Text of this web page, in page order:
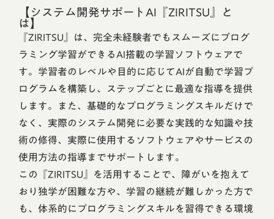
【システム開発サポートAI『ZIRITSU』と
は】
『ZIRITSU』は、完全未経験者でもスムーズにプログ
ラミング学習ができるAI搭載の学習ソフトウェアで
す。学習者のレベルや目的に応じてAIが自動で学習プ
ログラムを構築し、ステップごとに最適な指導を提供
します。また、基礎的なプログラミングスキルだけで
なく、実際のシステム開発に必要な実践的な知識や技
術の修得、実際に使用するソフトウェアやサービスの
使用方法の指導までサポートします。
この『ZIRITSU』を活用することで、障がいを抱えて
おり独学が困難な方や、学習の継続が難しかった方で
も、体系的にプログラミングスキルを習得できる環境